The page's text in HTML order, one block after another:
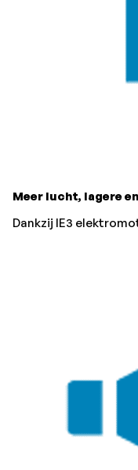
Meer lucht, lagere
Dankzij IE3